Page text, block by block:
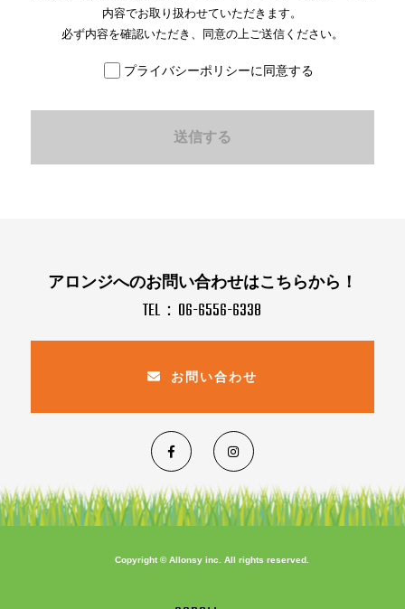
内容でお取り扱わせていただきます。
必ず内容を確認いただき、同意の上ご送信ください。
プライバシーポリシーに同意する
アロンジへのお問い合わせはこちらから！
TEL：06-6556-6338
お問い合わせ
Copyright © Allonsy inc. All rights reserved.